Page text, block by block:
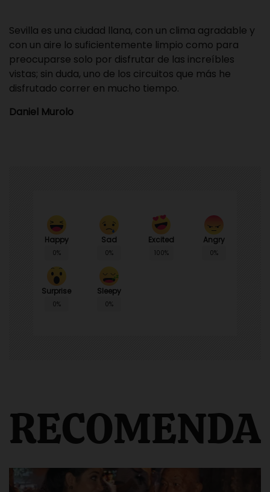
Sevilla es una ciudad llana, con un clima agradable y
con un aire lo suficientemente limpio como para
preocuparse solo por disfrutar de las increíbles
vistas; sin duda, uno de los circuitos que más he
disfrutado correr en mucho tiempo.
Daniel Murolo
Happy
0%
Sad
0%
Excited
100%
Angry
0%
Surprise
0%
Sleepy
0%